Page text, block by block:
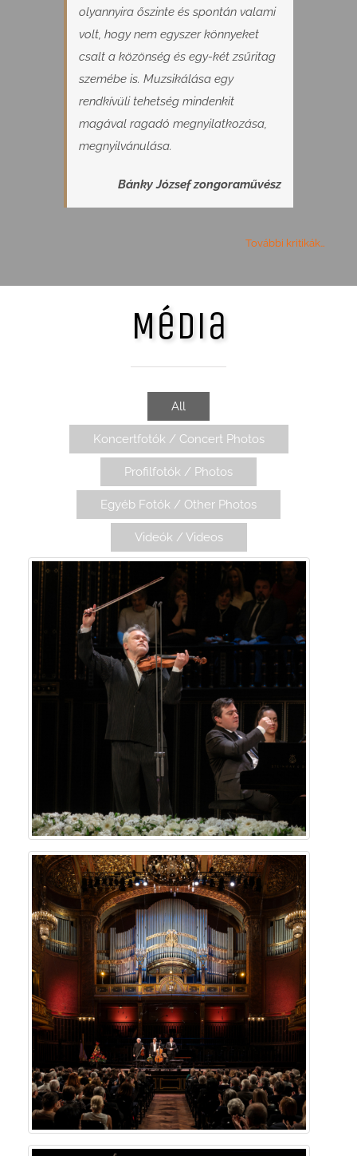
olyannyira őszinte és spontán valami
volt, hogy nem egyszer könnyeket
csalt a közönség és egy-két zsűritag
szemébe is. Muzsikálása egy
rendkívüli tehetség mindenkit
magával ragadó megnyilatkozása,
megnyilvánulása.
Bánky József zongoraművész
További kritikák…
Média
All
Koncertfotók / Concert Photos
Profilfotók / Photos
Egyéb Fotók / Other Photos
Videók / Videos